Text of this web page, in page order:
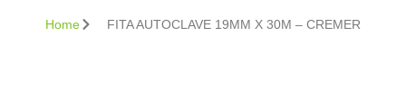
Home FITA AUTOCLAVE 19MM X 30M – CREMER